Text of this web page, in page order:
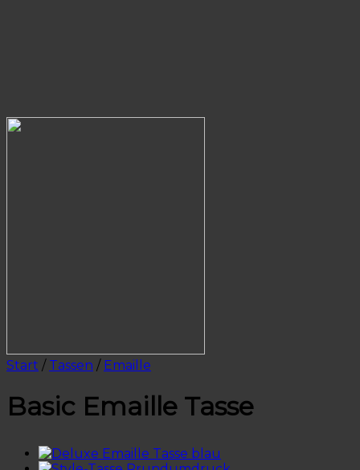
Start / Tassen / Emaille
Basic Emaille Tasse